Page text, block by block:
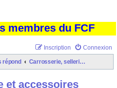
membres du FCF
Connexion
Inscription
répond Carrosserie, sellerie et accessoires
et accessoires